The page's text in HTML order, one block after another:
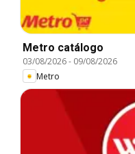
Metro catálogo
03/08/2026- 09/08/2026
Metro